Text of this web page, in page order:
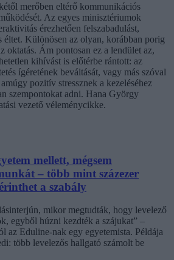
merőben eltérő kommunikációs
Az egyes minisztériumok
érezhetően felszabadulást,
éltet. Különösen az olyan, korábban porig
oktatás. Ám pontosan ez a lendület az,
kihívást is előtérbe rántott: az
ígéretének beváltását, vagy más szóval
pozitív stressznek a kezeléséhez
szempontokat adni. Hana György
vezető véleménycikke.
mellett, mégsem
– több mint százezer
a szabály
mikor megtudták, hogy levelező
egyből húzni kezdték a szájukat” –
az Eduline-nak egy egyetemista. Példája
több levelezős hallgató számolt be